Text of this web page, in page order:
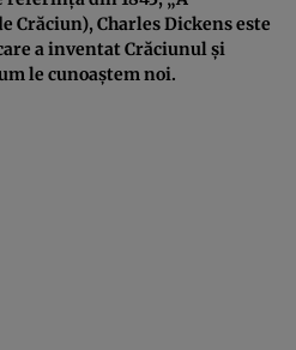
Crăciun), Charles Dickens este
a inventat Crăciunul și
le cunoaștem noi.